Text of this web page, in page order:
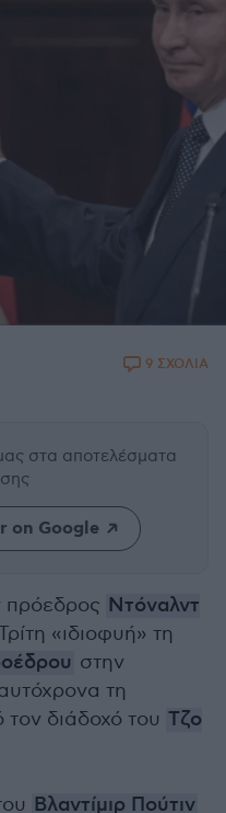
9 ΣΧΟΛΙΑ
στα αποτελέσματα
on Google
πρόεδρος Ντόναλντ
«ιδιοφυή» τη
στην
τη
τον διάδοχό του Τζο
Βλαντίμιρ Πούτιν